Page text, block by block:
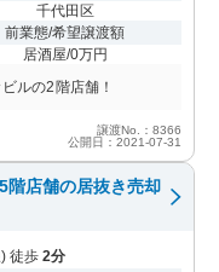
千代田区
前業態/希望譲渡額
居酒屋/0万円
ルの2階店舗！
譲渡No.：8366
公開日：2021-07-31
階店舗の居抜き売却
徒歩 2分